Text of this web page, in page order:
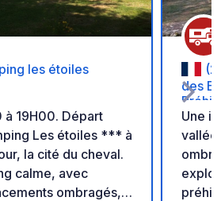
les étoiles
à 19H00. Départ
Les étoiles *** à
la cité du cheval.
calme, avec
ombragés,
des
Une
vallée